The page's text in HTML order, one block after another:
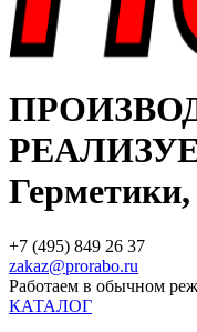
+7 (495) 849 26 37
zakaz@prorabo.ru
Работаем в обычном
КАТАЛОГ